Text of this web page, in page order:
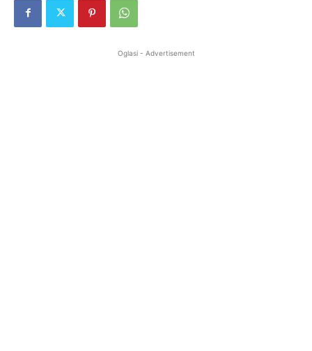
Oglasi - Advertisement